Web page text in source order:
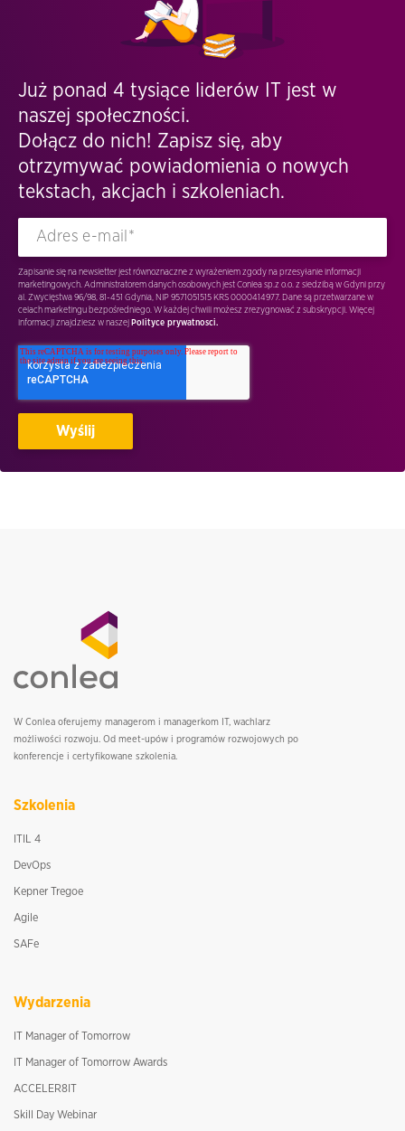
Już ponad 4 tysiące liderów IT jest w
naszej społeczności.
Dołącz do nich! Zapisz się, aby
otrzymywać powiadomienia o nowych
tekstach, akcjach i szkoleniach.
Zapisanie się na newsletter jest równoznaczne z wyrażeniem zgody na przesyłanie informacji
marketingowych. Administratorem danych osobowych jest Conlea sp.z o.o. z siedzibą w Gdyni przy
al. Zwycięstwa 96/98, 81-451 Gdynia, NIP 9571051515 KRS 0000414977. Dane są przetwarzane w
celach marketingu bezpośredniego. W każdej chwili możesz zrezygnować z subskrypcji. Więcej
informacji znajdziesz w naszej Polityce prywatnosci.
W Conlea oferujemy managerom i managerkom IT, wachlarz
możliwości rozwoju. Od meet-upów i programów rozwojowych po
konferencje i certyfikowane szkolenia.
Szkolenia
ITIL 4
DevOps
Kepner Tregoe
Agile
SAFe
Wydarzenia
IT Manager of Tomorrow
IT Manager of Tomorrow Awards
ACCELER8IT
Skill Day Webinar